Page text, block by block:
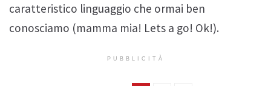
caratteristico linguaggio che ormai ben
conosciamo (mamma mia! Lets a go! Ok!).
PUBBLICITÀ